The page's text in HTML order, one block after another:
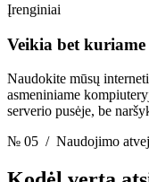
Įrenginiai
Veikia bet
Naudokite mūsų
asmeniniame
serverio pusėje, be
№ 05 / Naudojimo